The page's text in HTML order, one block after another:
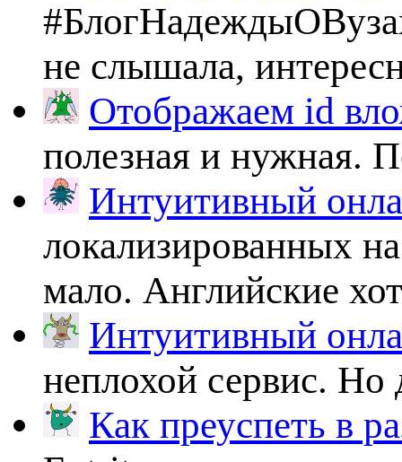
не слышала,
Отображаем id
полезная и нужная.
Интуитивный
локализированных
мало. Английские
Интуитивный
неплохой сервис.
Как преуспеть в